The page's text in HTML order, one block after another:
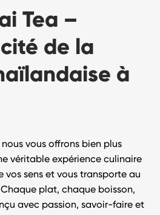
Tea –
de la
à
nous vous offrons bien plus
véritable expérience culinaire
vos sens et vous transporte au
plat, chaque boisson,
avec passion, savoir-faire et